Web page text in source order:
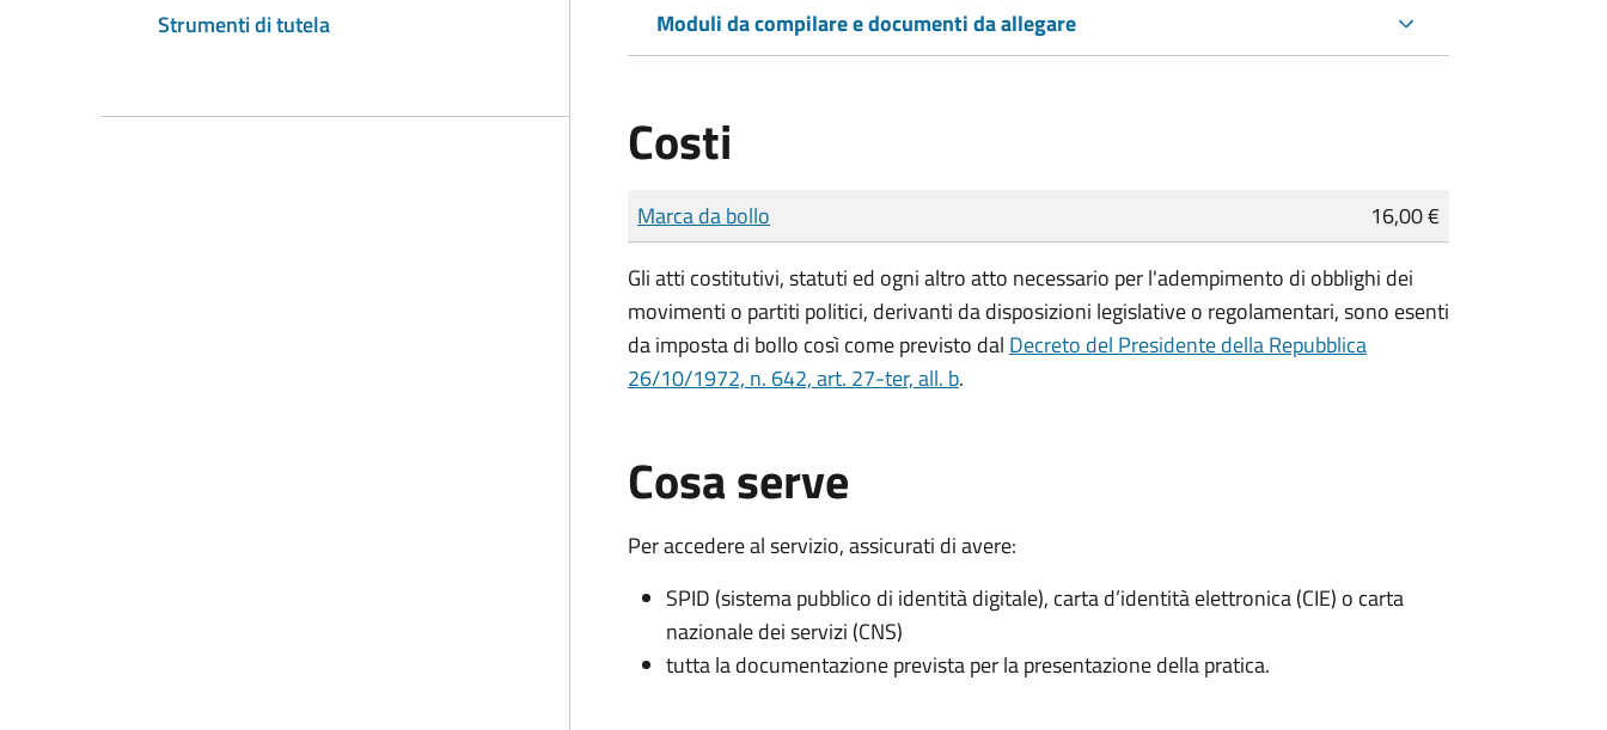
Strumenti di tutela
Moduli da compilare e documenti da allegare
Costi
Tipo di pagamento
Importo
Marca da bollo
16,00 €
Gli atti costitutivi, statuti ed ogni altro atto necessario per l'adempimento di obblighi dei
movimenti o partiti politici, derivanti da disposizioni legislative o regolamentari, sono esenti
da imposta di bollo così come previsto dal Decreto del Presidente della Repubblica
26/10/1972, n. 642, art. 27-ter, all. b.
Cosa serve
Per accedere al servizio, assicurati di avere:
SPID (sistema pubblico di identità digitale), carta d’identità elettronica (CIE) o carta
nazionale dei servizi (CNS)
tutta la documentazione prevista per la presentazione della pratica.